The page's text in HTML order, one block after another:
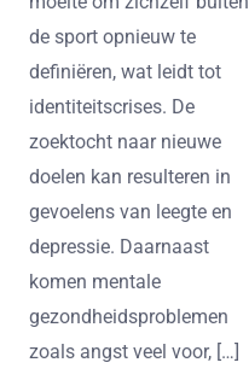
de sport opnieuw te
definiëren, wat leidt tot
identiteitscrises. De
zoektocht naar nieuwe
doelen kan resulteren in
gevoelens van leegte en
depressie. Daarnaast
komen mentale
gezondheidsproblemen
zoals angst veel voor, […]